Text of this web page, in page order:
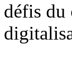
défis du